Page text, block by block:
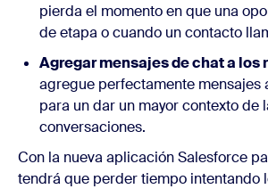
pierda el momento en que una
de etapa o cuando un contacto
Agregar mensajes de chat a los
agregue perfectamente mensajes
para un dar un mayor contexto de
conversaciones.
Con la nueva aplicación Salesforce
tendrá que perder tiempo intentando